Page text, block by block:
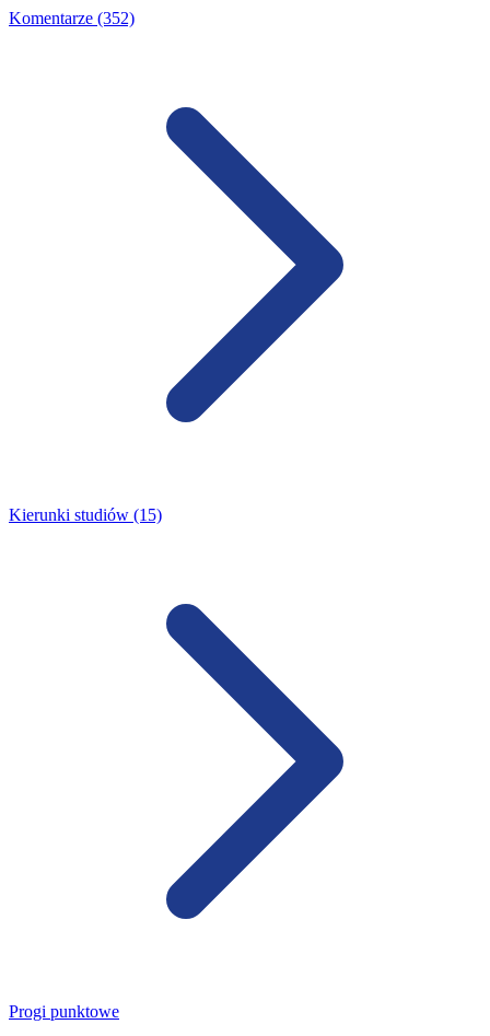
Komentarze (352)
Kierunki studiów (15)
Progi punktowe